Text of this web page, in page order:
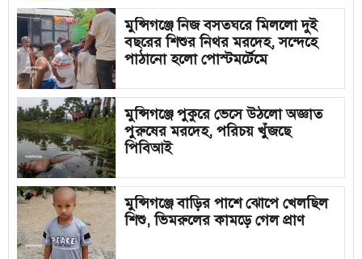
মুন্সিগঞ্জে নিজ বসতঘরে মিললো দুই
বছরের শিশুর নিথর মরদেহ, সন্দেহে
পাঠানো হলো পোস্টমর্টেমে
মুন্সিগঞ্জে পুকুরে ভেসে উঠলো অজ্ঞাত
পুরুষের মরদেহ, পরিচয় খুঁজছে
পিবিআই
মুন্সিগঞ্জে বাড়ির পাশে ঝোপে খেলছিল
শিশু, ভিমরুলের কামড়ে গেল প্রাণ